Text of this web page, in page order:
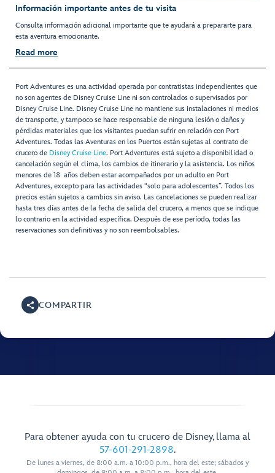
Información importante antes de tu visita
Consulta información adicional importante que te ayudará a prepararte para
esta aventura emocionante.
Read more
Port Adventures es una actividad operada por contratistas independientes que
no son agentes de Disney Cruise Line ni son controlados o supervisados por
Disney Cruise Line. Disney Cruise Line no mantiene sus instalaciones ni medios
de transporte, y tampoco se hace responsable de ninguna lesión o daños y
pérdidas materiales que los visitantes puedan sufrir en relación con Port
Adventures. Todas las Aventuras en los Puertos están sujetas al contrato de
crucero de Disney Cruise Line. Port Adventures está sujeto a disponibilidad o
cancelación según el clima, los cambios de itinerario y la asistencia. Los niños
menores de 18 años deben estar acompañados por un adulto en Port
Adventures, excepto para las actividades “solo para adolescentes”. Todos los
precios están sujetos a cambios sin aviso. Las cancelaciones se pueden realizar
hasta tres días antes de la fecha de salida del crucero, a menos que se indique
lo contrario en la actividad específica. Después de ese período, todas las
reservaciones son definitivas y no son reembolsables.
COMPARTIR
Para obtener ayuda con tu crucero de Disney, llama al
57-601-291-2898.
De lunes a viernes, de 8:00 a.m. a 10:00 p.m., hora del este; sábados y